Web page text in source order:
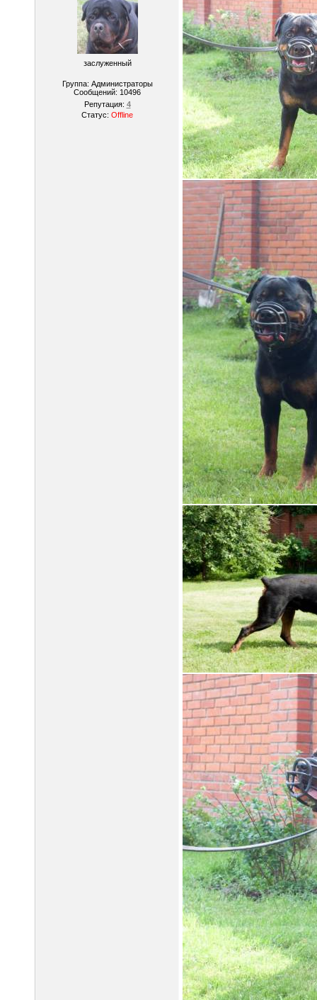
заслуженный
Группа: Администраторы
Сообщений: 10496
Репутация: 4
Статус: Offline